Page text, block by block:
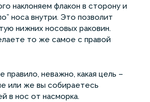
наклоняем флакон в сторону и
носа внутри. Это позволит
нижних носовых раковин.
то же самое с правой
правило, неважно, какая цель –
или же вы собираетесь
в нос от насморка.